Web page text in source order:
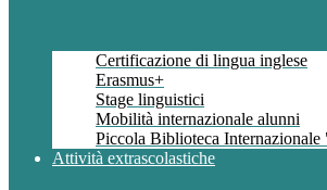
Certificazione di lingua inglese
Erasmus+
Stage linguistici
Mobilità internazionale alunni
Piccola Biblioteca
Attività extrascolastiche